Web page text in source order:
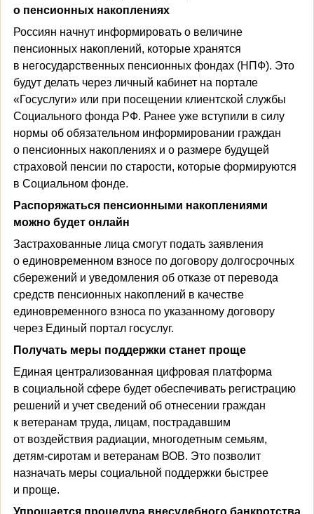
о пенсионных накоплениях
Россиян начнут информировать о величине
пенсионных накоплений, которые хранятся
в негосударственных пенсионных фондах (НПФ). Это
будут делать через личный кабинет на портале
«Госуслуги» или при посещении клиентской службы
Социального фонда РФ. Ранее уже вступили в силу
нормы об обязательном информировании граждан
о пенсионных накоплениях и о размере будущей
страховой пенсии по старости, которые формируются
в Социальном фонде.
Распоряжаться пенсионными накоплениями
можно будет онлайн
Застрахованные лица смогут подать заявления
о единовременном взносе по договору долгосрочных
сбережений и уведомления об отказе от перевода
средств пенсионных накоплений в качестве
единовременного взноса по указанному договору
через Единый портал госуслуг.
Получать меры поддержки станет проще
Единая централизованная цифровая платформа
в социальной сфере будет обеспечивать регистрацию
решений и учет сведений об отнесении граждан
к ветеранам труда, лицам, пострадавшим
от воздействия радиации, многодетным семьям,
детям-сиротам и ветеранам ВОВ. Это позволит
назначать меры социальной поддержки быстрее
и проще.
Упрощается процедура внесудебного банкротства